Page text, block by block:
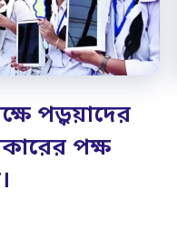
পড়ুয়াদের
পক্ষ